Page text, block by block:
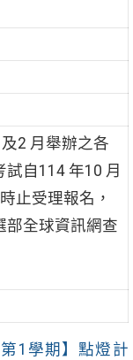
2 月舉辦之各
自114 年10 月
止受理報名，
部全球資訊網查
第1學期】點燈計